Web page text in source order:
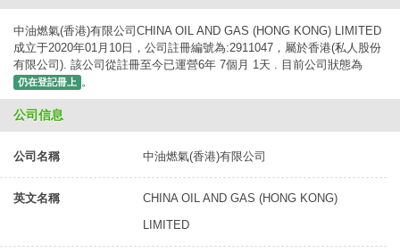
中油燃氣(香港)有限公司CHINA OIL AND GAS (HONG KONG) LIMITED
成立于2020年01月10日，公司註冊編號為:2911047，屬於香港(私人股份
有限公司). 該公司從註冊至今已運營6年 7個月 1天 . 目前公司狀態為
仍在登記冊上 。
公司信息
公司名稱 中油燃氣(香港)有限公司
英文名稱
CHINA OIL AND GAS (HONG KONG)
LIMITED